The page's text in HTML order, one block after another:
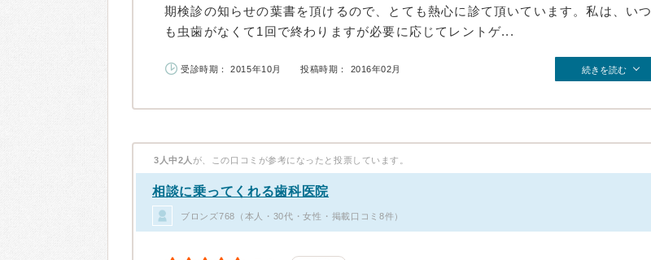
期検診の知らせの葉書を頂けるので、とても熱心に診て頂いています。私は、いつ
も虫歯がなくて1回で終わりますが必要に応じてレントゲ...
受診時期： 2015年10月 投稿時期： 2016年02月 続きを読む
3人中2人 が、この口コミが参考になったと投票しています。
相談に乗ってくれる歯科医院
ブロンズ768（本人・30代・女性・掲載口コミ8件）